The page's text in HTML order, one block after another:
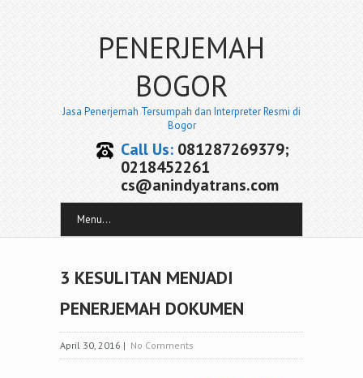
PENERJEMAH
BOGOR
Jasa Penerjemah Tersumpah dan Interpreter Resmi di
Bogor
Call Us:081287269379;
0218452261
cs@anindyatrans.com
Menu...
3 KESULITAN MENJADI
PENERJEMAH DOKUMEN
April 30, 2016 | No Comments